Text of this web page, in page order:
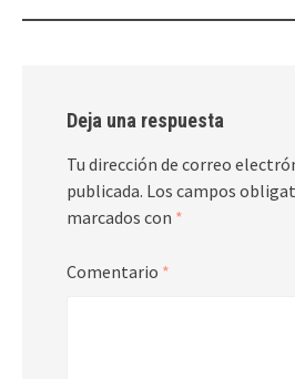
Deja una respuesta
Tu dirección de correo
publicada. Los campos
marcados con *
Comentario *